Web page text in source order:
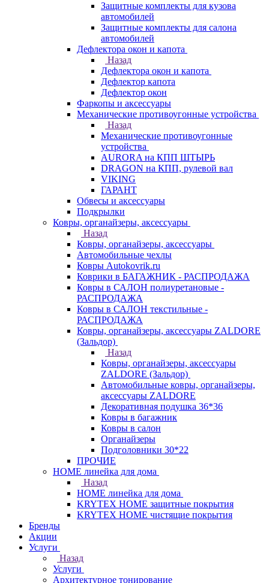
Защитные комплекты для кузова
автомобилей
Защитные комплекты для салона
автомобилей
Дефлектора окон и капота
Назад
Дефлектора окон и капота
Дефлектор капота
Дефлектор окон
Фаркопы и аксессуары
Механические противоугонные устройства
Назад
Механические противоугонные
устройства
AURORA на КПП ШТЫРЬ
DRAGON на КПП, рулевой вал
VIKING
ГАРАНТ
Обвесы и аксессуары
Подкрылки
Ковры, органайзеры, аксессуары
Назад
Ковры, органайзеры, аксессуары
Автомобильные чехлы
Ковры Autokovrik.ru
Коврики в БАГАЖНИК - РАСПРОДАЖА
Ковры в САЛОН полиуретановые -
РАСПРОДАЖА
Ковры в САЛОН текстильные -
РАСПРОДАЖА
Ковры, органайзеры, аксессуары ZALDORE
(Зальдор)
Назад
Ковры, органайзеры, аксессуары
ZALDORE (Зальдор)
Автомобильные ковры, органайзеры,
аксессуары ZALDORE
Декоративная подушка 36*36
Ковры в багажник
Ковры в салон
Органайзеры
Подголовники 30*22
ПРОЧИЕ
HOME линейка для дома
Назад
HOME линейка для дома
KRYTEX HOME защитные покрытия
KRYTEX HOME чистящие покрытия
Бренды
Акции
Услуги
Назад
Услуги
Архитектурное тонирование